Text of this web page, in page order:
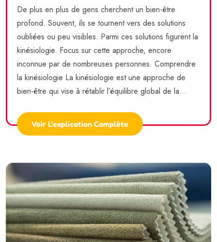
De plus en plus de gens cherchent un bien-être
profond. Souvent, ils se tournent vers des solutions
oubliées ou peu visibles. Parmi ces solutions figurent la
kinésiologie. Focus sur cette approche, encore
inconnue par de nombreuses personnes. Comprendre
la kinésiologie La kinésiologie est une approche de
bien-être qui vise à rétablir l’équilibre global de la...
Voir L'explication Complète